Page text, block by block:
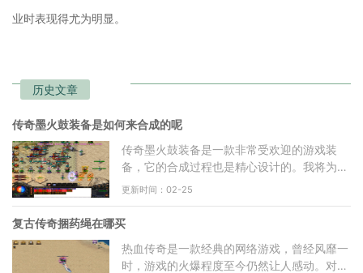
业时表现得尤为明显。
历史文章
传奇墨火鼓装备是如何来合成的呢
传奇墨火鼓装备是一款非常受欢迎的游戏装
备，它的合成过程也是精心设计的。我将为大
家介绍传奇墨火鼓装备的合成方法。我们需要
更新时间：02-25
复古传奇捆药绳在哪买
热血传奇是一款经典的网络游戏，曾经风靡一
时，游戏的火爆程度至今仍然让人感动。对于